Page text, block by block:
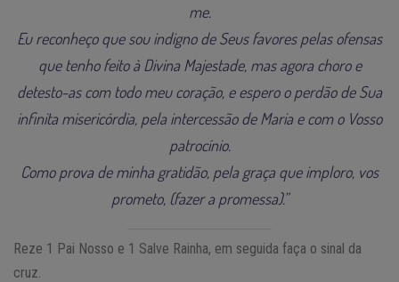
me.
Eu reconheço que sou indigno de Seus favores pelas ofensas
que tenho feito à Divina Majestade, mas agora choro e
detesto-as com todo meu coração, e espero o perdão de Sua
infinita misericórdia, pela intercessão de Maria e com o Vosso
patrocínio.
Como prova de minha gratidão, pela graça que imploro, vos
prometo, (fazer a promessa).”
Reze 1 Pai Nosso e 1 Salve Rainha, em seguida faça o sinal da
cruz.